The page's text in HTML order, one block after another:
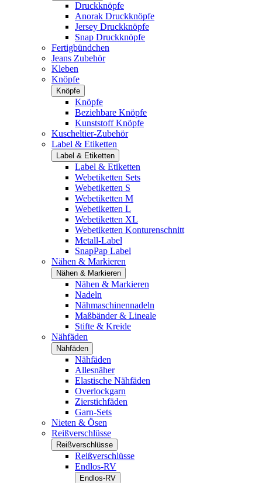
Druckknöpfe
Anorak Druckknöpfe
Jersey Druckknöpfe
Snap Druckknöpfe
Fertigbündchen
Jeans Zubehör
Kleben
Knöpfe
Knöpfe
Knöpfe
Beziehbare Knöpfe
Kunststoff Knöpfe
Kuscheltier-Zubehör
Label & Etiketten
Label & Etiketten
Label & Etiketten
Webetiketten Sets
Webetiketten S
Webetiketten M
Webetiketten L
Webetiketten XL
Webetiketten Konturenschnitt
Metall-Label
SnapPap Label
Nähen & Markieren
Nähen & Markieren
Nähen & Markieren
Nadeln
Nähmaschinennadeln
Maßbänder & Lineale
Stifte & Kreide
Nähfäden
Nähfäden
Nähfäden
Allesnäher
Elastische Nähfäden
Overlockgarn
Zierstichfäden
Garn-Sets
Nieten & Ösen
Reißverschlüsse
Reißverschlüsse
Reißverschlüsse
Endlos-RV
Endlos-RV